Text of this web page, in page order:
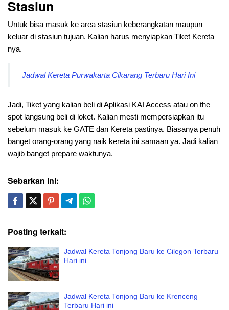
Stasiun
Untuk bisa masuk ke area stasiun keberangkatan maupun
keluar di stasiun tujuan. Kalian harus menyiapkan Tiket Kereta
nya.
Jadwal Kereta Purwakarta Cikarang Terbaru Hari Ini
Jadi, Tiket yang kalian beli di Aplikasi KAI Access atau on the
spot langsung beli di loket. Kalian mesti mempersiapkan itu
sebelum masuk ke GATE dan Kereta pastinya. Biasanya penuh
banget orang-orang yang naik kereta ini samaan ya. Jadi kalian
wajib banget prepare waktunya.
Sebarkan ini:
Posting terkait:
Jadwal Kereta Tonjong Baru ke Cilegon Terbaru
Hari ini
Jadwal Kereta Tonjong Baru ke Krenceng
Terbaru Hari ini